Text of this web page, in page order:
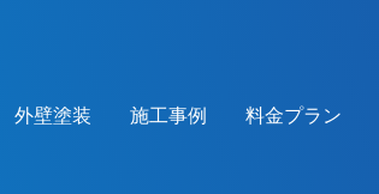
外壁塗装 施工事例 料金プラン